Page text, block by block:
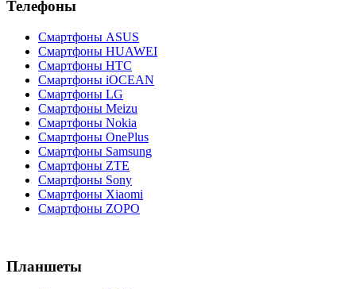
Телефоны
Смартфоны ASUS
Смартфоны HUAWEI
Смартфоны HTC
Смартфоны iOCEAN
Смартфоны LG
Смартфоны Meizu
Смартфоны Nokia
Смартфоны OnePlus
Смартфоны Samsung
Смартфоны ZTE
Смартфоны Sony
Смартфоны Xiaomi
Смартфоны ZOPO
Планшеты